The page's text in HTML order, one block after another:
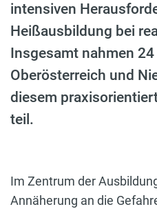
intensiven
Heißausbildung bei
Insgesamt nahmen
Oberösterreich und
diesem
teil.
Im Zentrum der
Annäherung an die